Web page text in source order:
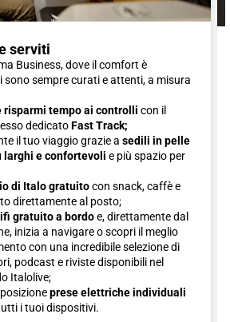
serviti
Business, dove il comfort è
sono sempre curati e attenti, a misura
risparmi tempo ai controlli con il
dedicatoFast Track;
il tuo viaggio grazie a sedili in pelle
larghi e confortevoli e più spazio per
di Italo gratuitocon snack, caffè e
direttamente al posto;
gratuito a bordoe, direttamente dal
inizia a navigare o scopri il meglio
con una incredibile selezione di
podcast e riviste disponibili nel
Italolive;
prese elettriche individuali
i tuoi dispositivi.